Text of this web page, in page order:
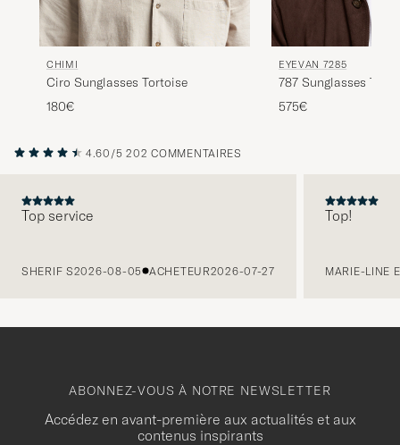
CHIMI
Ciro Sunglasses Tortoise
180€
EYEVAN 7285
787 Sunglasses
575€
4.60/5 202 COMMENTAIRES
Top service
SHERIF S2026-08-05 ACHETEUR2026-07-27
Top!
MARIE-LINE
ABONNEZ-VOUS À NOTRE NEWSLETTER
Accédez en avant-première aux actualités et aux
contenus inspirants